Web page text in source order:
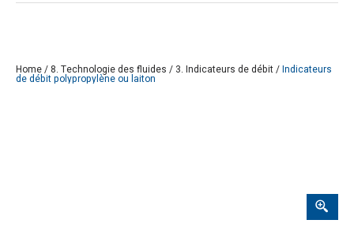
Home/8. Technologie des fluides / 3. Indicateurs de débit/Indicateurs
de débit polypropylène ou laiton